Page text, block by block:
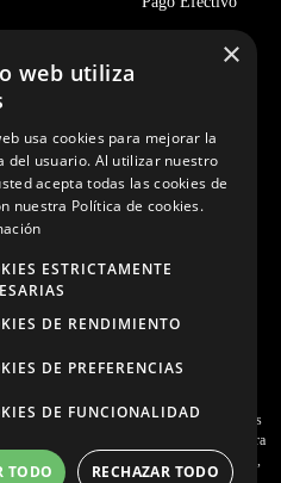
989 174 974
de lunes a viernes
Campiña , Chorrillos
de los
Las fotos son a modo ilustrativo.Los precios
son válidos exclusivamente para
válidas el día de hoy, stock mínimo 1 unidad,
×
web utiliza
usa cookies para mejorar la
del usuario. Al utilizar nuestro
acepta todas las cookies de
nuestra Política de cookies.
ESTRICTAMENTE
DE RENDIMIENTO
DE PREFERENCIAS
DE FUNCIONALIDAD
TODO RECHAZAR TODO